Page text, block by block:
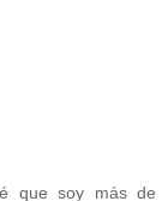
que soy más de